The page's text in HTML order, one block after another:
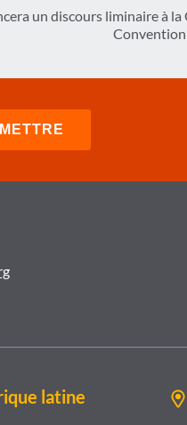
un discours liminaire à la
latine